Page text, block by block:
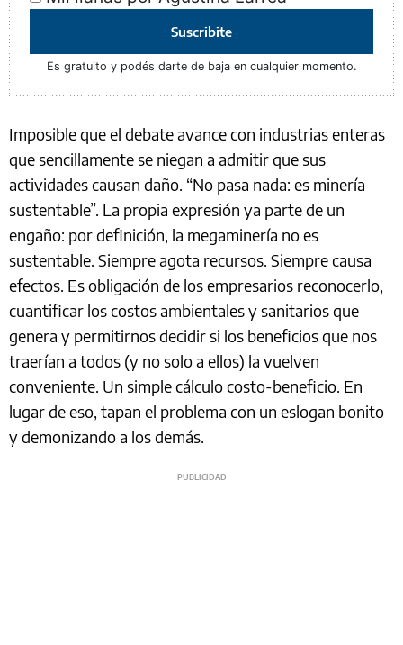
Suscribite
Es gratuito y podés darte de baja en cualquier momento.
Imposible que el debate avance con industrias enteras
que sencillamente se niegan a admitir que sus
actividades causan daño. “No pasa nada: es minería
sustentable”. La propia expresión ya parte de un
engaño: por definición, la megaminería no es
sustentable. Siempre agota recursos. Siempre causa
efectos. Es obligación de los empresarios reconocerlo,
cuantificar los costos ambientales y sanitarios que
genera y permitirnos decidir si los beneficios que nos
traerían a todos (y no solo a ellos) la vuelven
conveniente. Un simple cálculo costo-beneficio. En
lugar de eso, tapan el problema con un eslogan bonito
y demonizando a los demás.